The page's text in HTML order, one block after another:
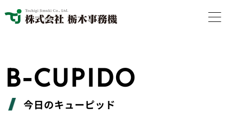
B-CUPIDO
今日のキューピッド